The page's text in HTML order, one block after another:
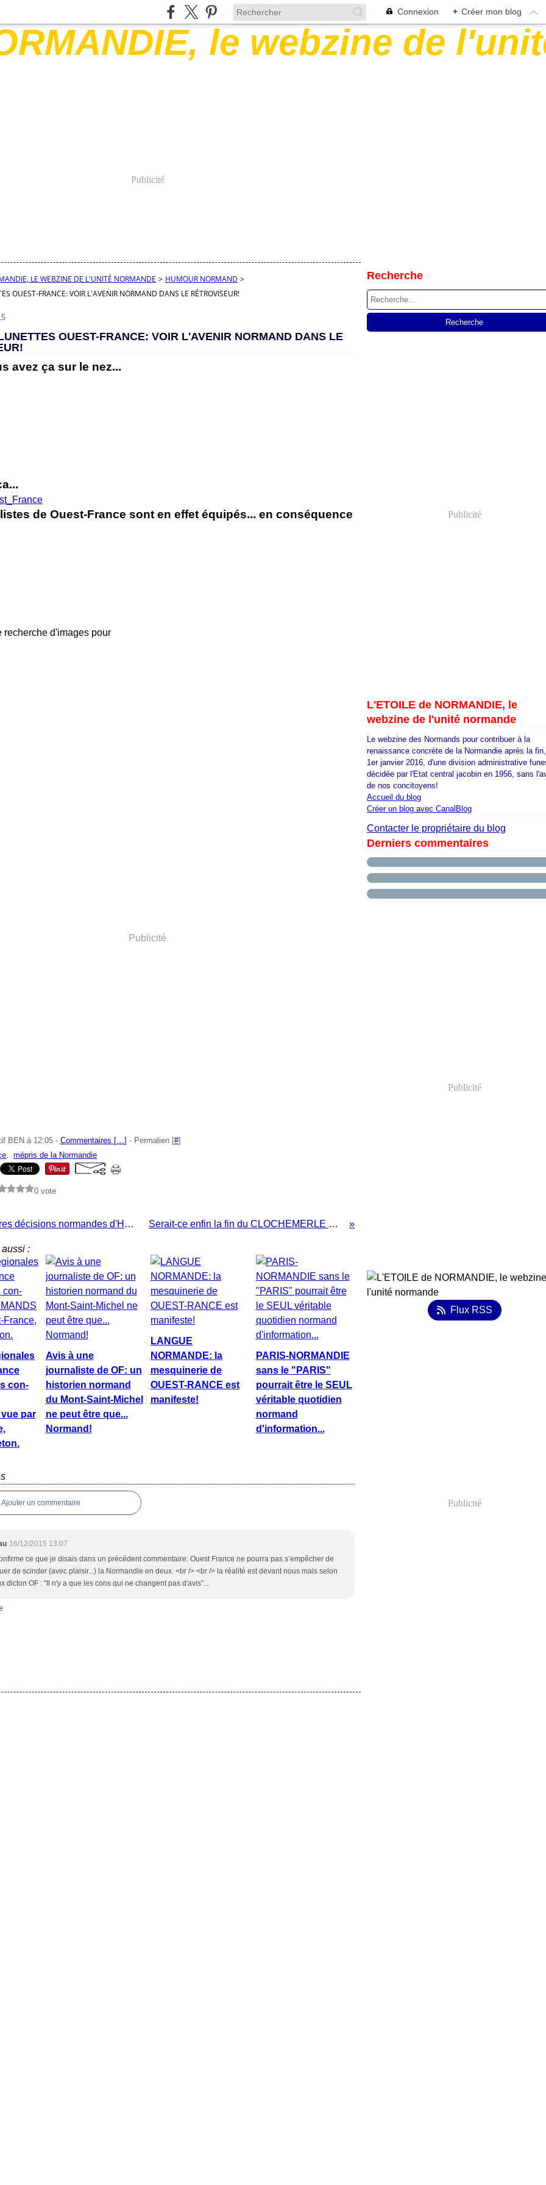
Connexion + Créer mon blog
Publicité
LE WEBZINE DE L'UNITÉ NORMANDE > HUMOUR NORMAND >
OUEST-FRANCE: VOIR L'AVENIR NORMAND DANS LE RÉTROVISEUR!
OUEST-FRANCE: VOIR L'AVENIR NORMAND DANS LE
avez ça sur le nez...
de Ouest-France sont en effet équipés... en conséquence
Publicité
BEN à 12:05 - Commentaires […] - Permalien [#]
, mépris de la Normandie
0 vote
Les premières décisions normandes d'Hervé MORIN Serait-ce enfin la fin du CLOCHEMERLE NORMAND?
aussi :
con-
vue par
Avis à une
journaliste de OF: un
historien normand
du Mont-Saint-Michel
ne peut être que...
Normand!
LANGUE
NORMANDE: la
mesquinerie de
OUEST-RANCE est
manifeste!
PARIS-NORMANDIE
sans le "PARIS"
pourrait être le SEUL
véritable quotidien
normand
d'information...
Ajouter un commentaire
16/12/2015 13:07
ce que je disais dans un précédent commentaire: Ouest France ne pourra pas s’empêcher de
de scinder (avec plaisir...) la Normandie en deux. <br /> <br /> la réalité est devant nous mais selon
dicton OF : "Il n'y a que les cons qui ne changent pas d'avis"...
Recherche
Publicité
L'ETOILE de NORMANDIE, le
webzine de l'unité normande
Le webzine des Normands pour contribuer à la
renaissance concrète de la Normandie après la
1er janvier 2016, d'une division administrative
décidée par l'Etat central jacobin en 1956, sans
de nos concitoyens!
Accueil du blog
Créer un blog avec CanalBlog
Contacter le propriétaire du blog
Derniers commentaires
Publicité
Flux RSS
Publicité